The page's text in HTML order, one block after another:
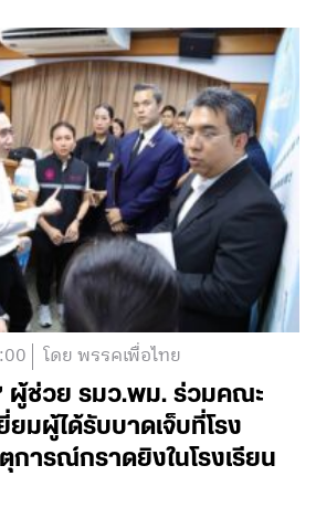
โดย พรรคเพื่อไทย
ผู้ช่วย รมว.พม. ร่วมคณะ
ยมผู้ได้รับบาดเจ็บที่โรง
การณ์กราดยิงในโรงเรียน